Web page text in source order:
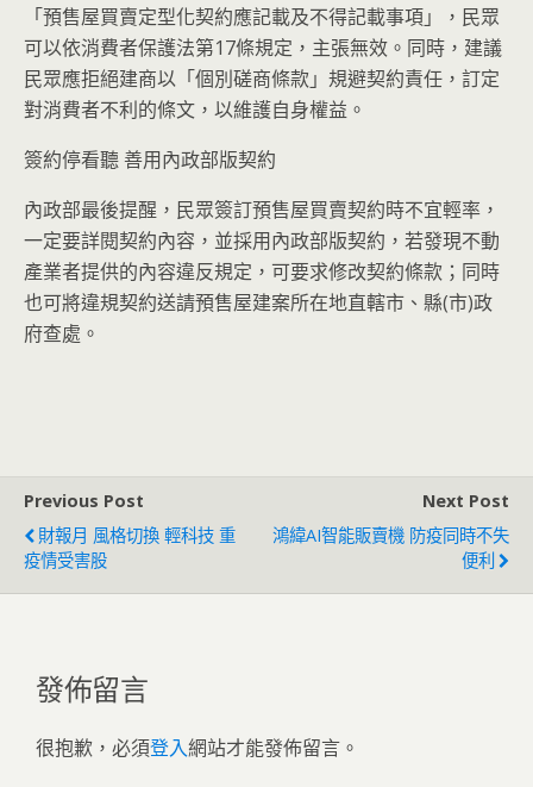
「預售屋買賣定型化契約應記載及不得記載事項」，民眾
可以依消費者保護法第17條規定，主張無效。同時，建議
民眾應拒絕建商以「個別磋商條款」規避契約責任，訂定
對消費者不利的條文，以維護自身權益。
簽約停看聽 善用內政部版契約
內政部最後提醒，民眾簽訂預售屋買賣契約時不宜輕率，
一定要詳閱契約內容，並採用內政部版契約，若發現不動
產業者提供的內容違反規定，可要求修改契約條款；同時
也可將違規契約送請預售屋建案所在地直轄市、縣(市)政
府查處。
Previous Post
財報月 風格切換 輕科技 重
疫情受害股
Next Post
鴻緯AI智能販賣機 防疫同時不失
便利
發佈留言
很抱歉，必須登入網站才能發佈留言。